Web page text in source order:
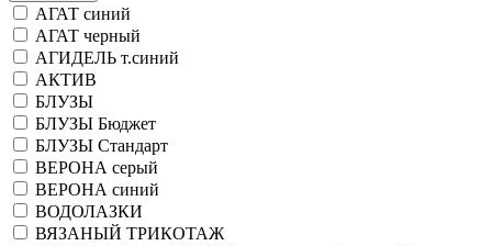
АГАТ синий
АГАТ черный
АГИДЕЛЬ т.синий
АКТИВ
БЛУЗЫ
БЛУЗЫ Бюджет
БЛУЗЫ Стандарт
ВЕРОНА серый
ВЕРОНА синий
ВОДОЛАЗКИ
ВЯЗАНЫЙ ТРИКОТАЖ